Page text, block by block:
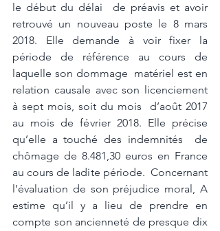
le début du délai  de préavis et avoir
retrouvé un nouveau poste le 8 mars
2018. Elle demande à voir fixer la
période de référence au cours de
laquelle son dommage  matériel est en
relation causale avec son licenciement
à sept mois, soit du mois  d’août 2017
au mois de février 2018. Elle précise
qu’elle a touché des indemnités  de
chômage de 8.481,30 euros en France
au cours de ladite période.  Concernant
l’évaluation de son préjudice moral, A
estime qu’il y a lieu de prendre en
compte son ancienneté de presque dix